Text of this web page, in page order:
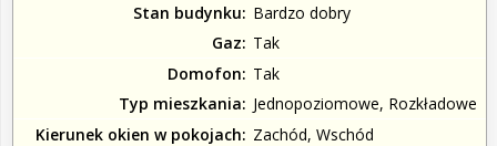
Stan budynku
Bardzo dobry
Gaz
Tak
Domofon
Tak
Typ mieszkania
Jednopoziomowe, Rozkładowe
Kierunek okien w pokojach
Zachód, Wschód